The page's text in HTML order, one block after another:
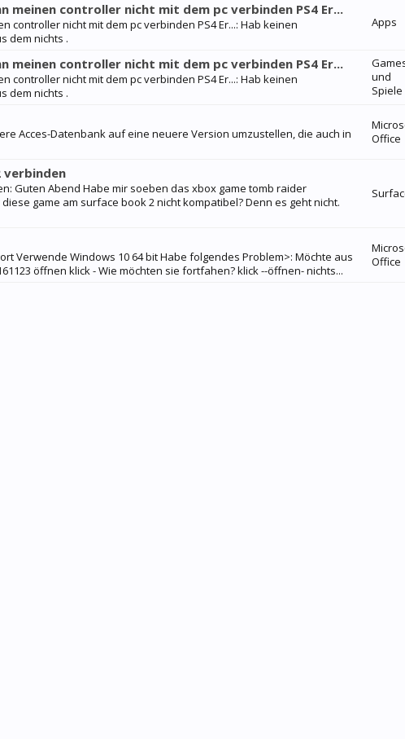
meinen controller nicht mit dem pc verbinden PS4 Er...
controller nicht mit dem pc verbinden PS4 Er...: Hab keinen
dem nichts .
Apps
meinen controller nicht mit dem pc verbinden PS4 Er...
controller nicht mit dem pc verbinden PS4 Er...: Hab keinen
dem nichts .
und
Spiele
Acces-Datenbank auf eine neuere Version umzustellen, die auch in
Office
verbinden
Guten Abend Habe mir soeben das xbox game tomb raider
game am surface book 2 nicht kompatibel? Denn es geht nicht.
Verwende Windows 10 64 bit Habe folgendes Problem>: Möchte aus
öffnen klick - Wie möchten sie fortfahen? klick --öffnen- nichts...
Office